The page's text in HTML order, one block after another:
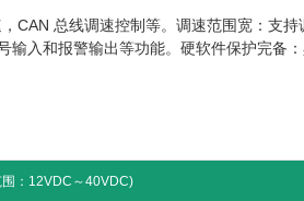
CAN 总线调速控制等。调速范围宽：支持
入和报警输出等功能。硬软件保护完备
：12VDC～40VDC)